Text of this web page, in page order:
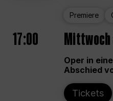
Premiere
17:00
Oper in
Abschied
Tickets